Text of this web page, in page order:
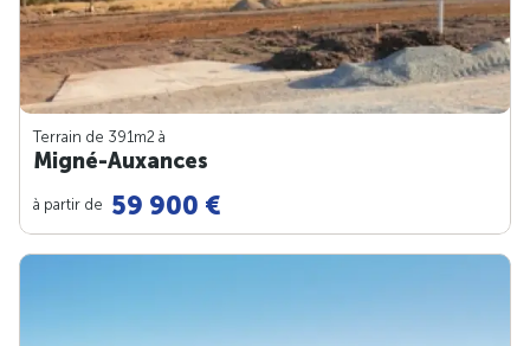
Terrain de 391m2 à
Migné-Auxances
à partir de 59 900 €